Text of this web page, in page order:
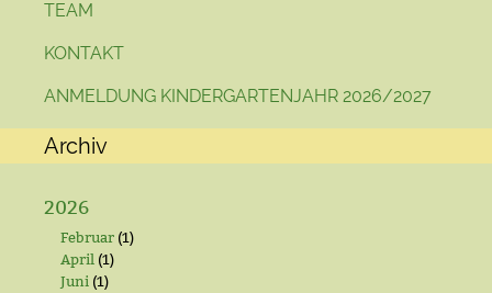
TEAM
KONTAKT
ANMELDUNG KINDERGARTENJAHR 2026/2027
Archiv
2026
Februar (1)
April (1)
Juni (1)